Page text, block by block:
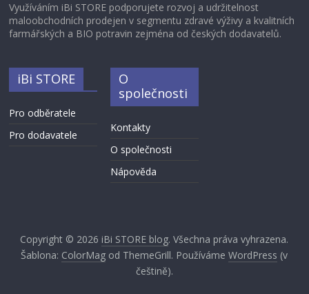
Využíváním iBi STORE podporujete rozvoj a udržitelnost
maloobchodních prodejen v segmentu zdravé výživy a kvalitních
farmářských a BIO potravin zejména od českých dodavatelů.
iBi STORE
Pro odběratele
Pro dodavatele
O
společnosti
Kontakty
O společnosti
Nápověda
Copyright © 2026 iBi STORE blog. Všechna práva vyhrazena.
Šablona: ColorMag od ThemeGrill. PoužívámeWordPress (v
češtině).